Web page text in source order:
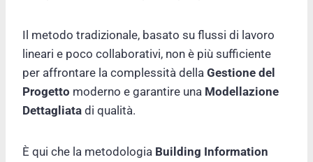
Il metodo tradizionale, basato su flussi di lavoro
lineari e poco collaborativi, non è più sufficiente
per affrontare la complessità della Gestione del
Progetto moderno e garantire una Modellazione
Dettagliata di qualità.
È qui che la metodologia Building Information